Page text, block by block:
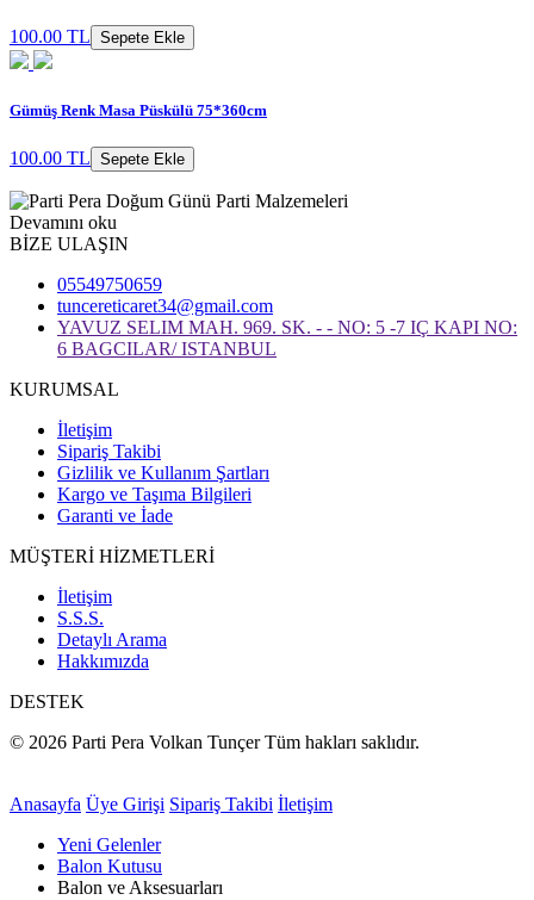
100.00 TL Sepete Ekle
Gümüş Renk Masa Püskülü 75*360cm
100.00 TL Sepete Ekle
Devamını oku
BİZE ULAŞIN
05549750659
tuncereticaret34@gmail.com
YAVUZ SELIM MAH. 969. SK. - - NO: 5 -7 IÇ KAPI NO:
6 BAGCILAR/ ISTANBUL
KURUMSAL
İletişim
Sipariş Takibi
Gizlilik ve Kullanım Şartları
Kargo ve Taşıma Bilgileri
Garanti ve İade
MÜŞTERİ HİZMETLERİ
İletişim
S.S.S.
Detaylı Arama
Hakkımızda
DESTEK
© 2026 Parti Pera Volkan Tunçer Tüm hakları saklıdır.
Anasayfa Üye Girişi Sipariş Takibi İletişim
Yeni Gelenler
Balon Kutusu
Balon ve Aksesuarları